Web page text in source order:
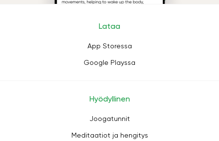
Lataa
App Storessa
Google Playssa
Hyödyllinen
Joogatunnit
Meditaatiot ja hengitys